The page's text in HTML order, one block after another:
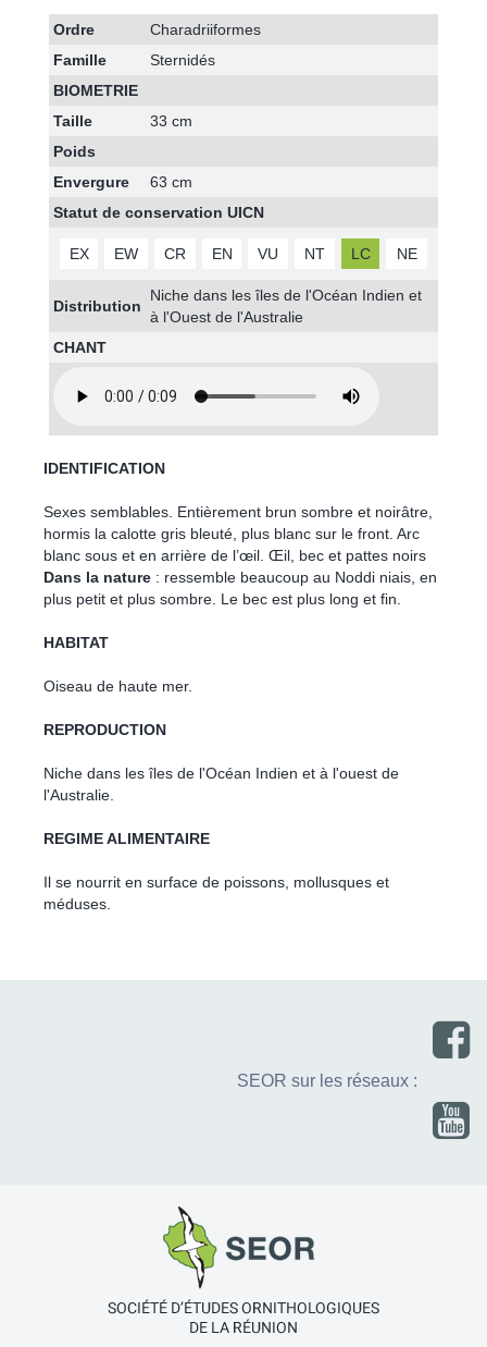
Ordre
Charadriiformes
Famille
Sternidés
BIOMETRIE
Taille
33 cm
Poids
Envergure
63 cm
Statut de conservation UICN
EX EW CR EN VU NT LC NE
Distribution
Niche dans les îles de l'Océan Indien et
à l'Ouest de l'Australie
CHANT
IDENTIFICATION
Sexes semblables. Entièrement brun sombre et noirâtre,
hormis la calotte gris bleuté, plus blanc sur le front. Arc
blanc sous et en arrière de l’œil. Œil, bec et pattes noirs
Dans la nature : ressemble beaucoup au Noddi niais, en
plus petit et plus sombre. Le bec est plus long et fin.
HABITAT
Oiseau de haute mer.
REPRODUCTION
Niche dans les îles de l'Océan Indien et à l'ouest de
l'Australie.
REGIME ALIMENTAIRE
Il se nourrit en surface de poissons, mollusques et
méduses.
SEOR sur les réseaux :